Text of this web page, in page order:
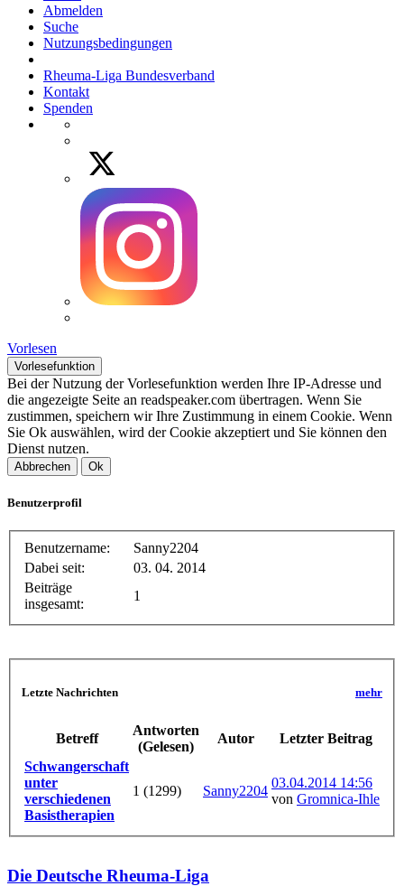
Abmelden
Suche
Nutzungsbedingungen
Rheuma-Liga Bundesverband
Kontakt
Spenden
Vorlesen
Vorlesefunktion
Bei der Nutzung der Vorlesefunktion werden Ihre IP-Adresse und
die angezeigte Seite an readspeaker.com übertragen. Wenn Sie
zustimmen, speichern wir Ihre Zustimmung in einem Cookie. Wenn
Sie Ok auswählen, wird der Cookie akzeptiert und Sie können den
Dienst nutzen.
Abbrechen Ok
Benutzerprofil
Benutzername:
Sanny2204
Dabei seit:
03. 04. 2014
Beiträge
insgesamt:
1
Letzte Nachrichten mehr
Betreff
Antworten
(Gelesen)
Autor
Letzter Beitrag
Schwangerschaft
unter
verschiedenen
Basistherapien
1 (1299) Sanny2204
03.04.2014 14:56
von Gromnica-Ihle
Die Deutsche Rheuma-Liga